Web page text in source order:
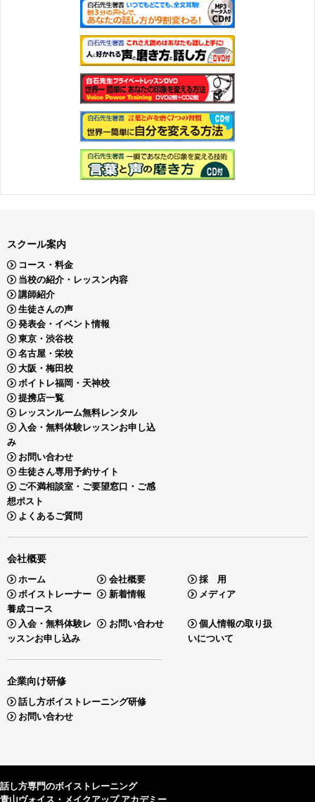
スクール案内
コース・料金
当校の紹介・レッスン内容
講師紹介
生徒さんの声
発表会・イベント情報
東京・渋谷校
名古屋・栄校
大阪・梅田校
ボイトレ福岡・天神校
提携店一覧
レッスンルーム無料レンタル
入会・無料体験レッスンお申し込
み
お問い合わせ
生徒さん専用予約サイト
ご不満相談室・ご要望窓口・ご感
想ポスト
よくあるご質問
会社概要
ホーム 会社概要
採 用
ボイストレーナー
養成コース
新着情報 メディア
入会・無料体験レ
ッスンお申し込み
お問い合わせ
個人情報の取り扱
いについて
企業向け研修
話し方ボイストレーニング研修
お問い合わせ
話し方専門のボイストレーニング
青山ヴォイス・メイクアップ アカデミー